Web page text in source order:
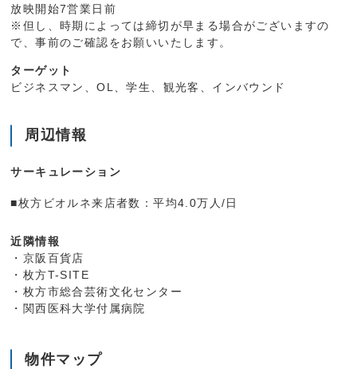
放映開始7営業日前
※但し、時期によっては締切が早まる場合がございますの
で、事前のご確認をお願いいたします。
ターゲット
ビジネスマン、OL、学生、観光客、インバウンド
周辺情報
サーキュレーション
■枚方ビオルネ来店者数：平均4.0万人/日
近隣情報
・京阪百貨店
・枚方T-SITE
・枚方市総合芸術文化センター
・関西医科大学付属病院
物件マップ